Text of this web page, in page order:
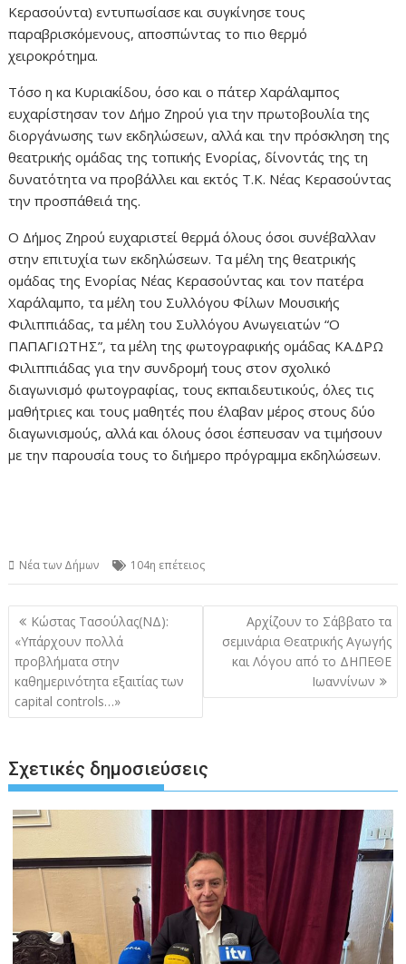
Κερασούντα) εντυπωσίασε και συγκίνησε τους
παραβρισκόμενους, αποσπώντας το πιο θερμό
χειροκρότημα.
Τόσο η κα Κυριακίδου, όσο και ο πάτερ Χαράλαμπος
ευχαρίστησαν τον Δήμο Ζηρού για την πρωτοβουλία της
διοργάνωσης των εκδηλώσεων, αλλά και την πρόσκληση της
θεατρικής ομάδας της τοπικής Ενορίας, δίνοντάς της τη
δυνατότητα να προβάλλει και εκτός Τ.Κ. Νέας Κερασούντας
την προσπάθειά της.
Ο Δήμος Ζηρού ευχαριστεί θερμά όλους όσοι συνέβαλλαν
στην επιτυχία των εκδηλώσεων. Τα μέλη της θεατρικής
ομάδας της Ενορίας Νέας Κερασούντας και τον πατέρα
Χαράλαμπο, τα μέλη του Συλλόγου Φίλων Μουσικής
Φιλιππιάδας, τα μέλη του Συλλόγου Ανωγειατών “Ο
ΠΑΠΑΓΙΩΤΗΣ”, τα μέλη της φωτογραφικής ομάδας ΚΑ.ΔΡΩ
Φιλιππιάδας για την συνδρομή τους στον σχολικό
διαγωνισμό φωτογραφίας, τους εκπαιδευτικούς, όλες τις
μαθήτριες και τους μαθητές που έλαβαν μέρος στους δύο
διαγωνισμούς, αλλά και όλους όσοι έσπευσαν να τιμήσουν
με την παρουσία τους το διήμερο πρόγραμμα εκδηλώσεων.
Νέα των Δήμων 104η επέτειος
Πλοήγηση
άρθρων
Κώστας Τασούλας(ΝΔ):
«Υπάρχουν πολλά
προβλήματα στην
καθημερινότητα εξαιτίας των
capital controls…»
Αρχίζουν το Σάββατο τα
σεμινάρια Θεατρικής Αγωγής
και Λόγου από το ΔΗΠΕΘΕ
Ιωαννίνων
Σχετικές δημοσιεύσεις